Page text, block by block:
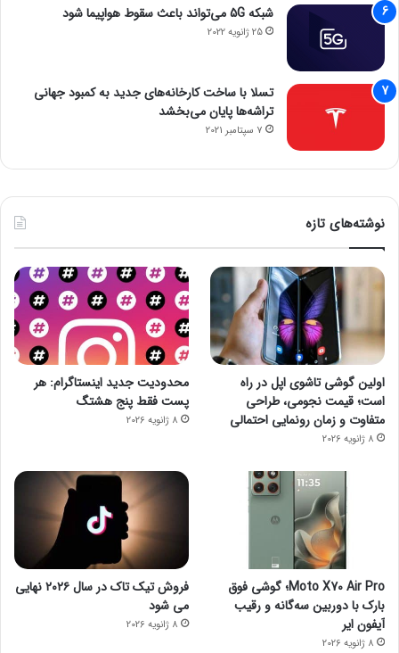
شبکه 5G می‌تواند باعث سقوط هواپیما شود
25 ژانویه 2022
تسلا با ساخت کارخانه‌های جدید به کمبود جهانی
تراشه‌ها پایان می‌بخشد
7 سپتامبر 2021
نوشته‌های تازه
اولین گوشی تاشوی اپل در راه
است؛ قیمت نجومی، طراحی
متفاوت و زمان رونمایی احتمالی
8 ژانویه 2026
محدودیت جدید اینستاگرام: هر
پست فقط پنج هشتگ
8 ژانویه 2026
Moto X70 Air Pro؛ گوشی فوق
بارک با دوربین سه‌گانه و رقیب
آیفون ایر
8 ژانویه 2026
فروش تیک تاک در سال ۲۰۲۶ نهایی
می شود
8 ژانویه 2026